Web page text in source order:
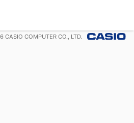
CASIO COMPUTER CO., LTD.